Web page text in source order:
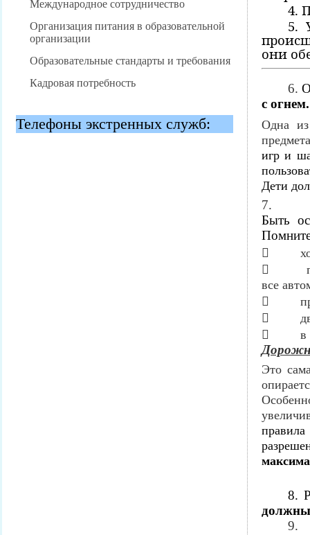
Международное сотрудничество
Организация питания в образовательной
организации
Образовательные стандарты и требования
Кадровая потребность
Телефоны экстренных служб:
4.
5.
они
6.
с огнем.
Одна
игр и
Дети
7.
Быть


все


 в
Это
8.
должны
9.